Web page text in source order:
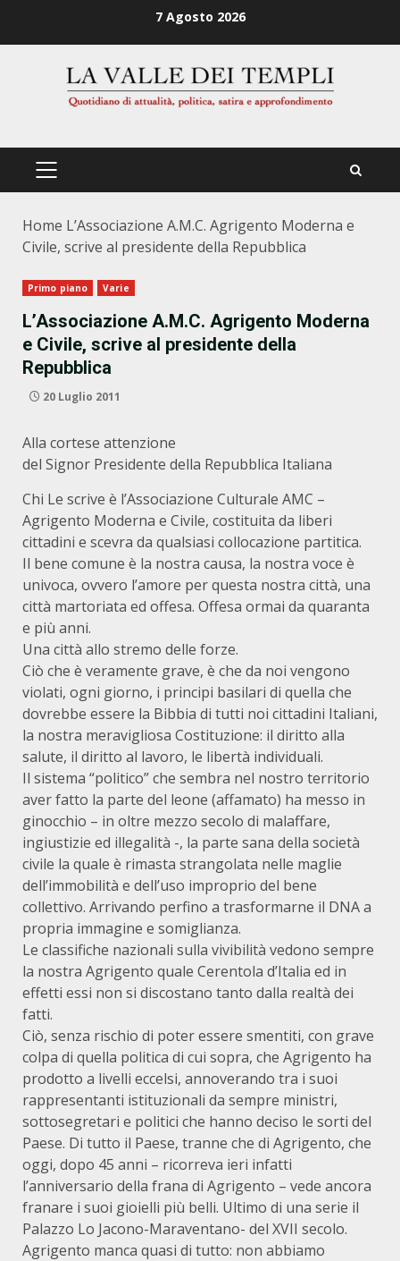
7 Agosto 2026
PRIMÄRES
Home L’Associazione A.M.C. Agrigento Moderna e
Civile, scrive al presidente della Repubblica
Primo piano Varie
L’Associazione A.M.C. Agrigento Moderna
e Civile, scrive al presidente della
Repubblica
20 Luglio 2011
Alla cortese attenzione
del Signor Presidente della Repubblica Italiana
Chi Le scrive è l’Associazione Culturale AMC –
Agrigento Moderna e Civile, costituita da liberi
cittadini e scevra da qualsiasi collocazione partitica.
Il bene comune è la nostra causa, la nostra voce è
univoca, ovvero l’amore per questa nostra città, una
città martoriata ed offesa. Offesa ormai da quaranta
e più anni.
Una città allo stremo delle forze.
Ciò che è veramente grave, è che da noi vengono
violati, ogni giorno, i principi basilari di quella che
dovrebbe essere la Bibbia di tutti noi cittadini Italiani,
la nostra meravigliosa Costituzione: il diritto alla
salute, il diritto al lavoro, le libertà individuali.
Il sistema “politico” che sembra nel nostro territorio
aver fatto la parte del leone (affamato) ha messo in
ginocchio – in oltre mezzo secolo di malaffare,
ingiustizie ed illegalità -, la parte sana della società
civile la quale è rimasta strangolata nelle maglie
dell’immobilità e dell’uso improprio del bene
collettivo. Arrivando perfino a trasformarne il DNA a
propria immagine e somiglianza.
Le classifiche nazionali sulla vivibilità vedono sempre
la nostra Agrigento quale Cerentola d’Italia ed in
effetti essi non si discostano tanto dalla realtà dei
fatti.
Ciò, senza rischio di poter essere smentiti, con grave
colpa di quella politica di cui sopra, che Agrigento ha
prodotto a livelli eccelsi, annoverando tra i suoi
rappresentanti istituzionali da sempre ministri,
sottosegretari e politici che hanno deciso le sorti del
Paese. Di tutto il Paese, tranne che di Agrigento, che
oggi, dopo 45 anni – ricorreva ieri infatti
l’anniversario della frana di Agrigento – vede ancora
franare i suoi gioielli più belli. Ultimo di una serie il
Palazzo Lo Jacono-Maraventano- del XVII secolo.
Agrigento manca quasi di tutto: non abbiamo